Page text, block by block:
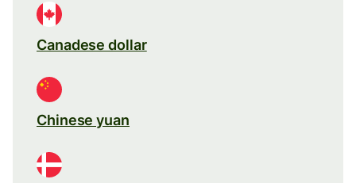
Canadese dollar
Chinese yuan